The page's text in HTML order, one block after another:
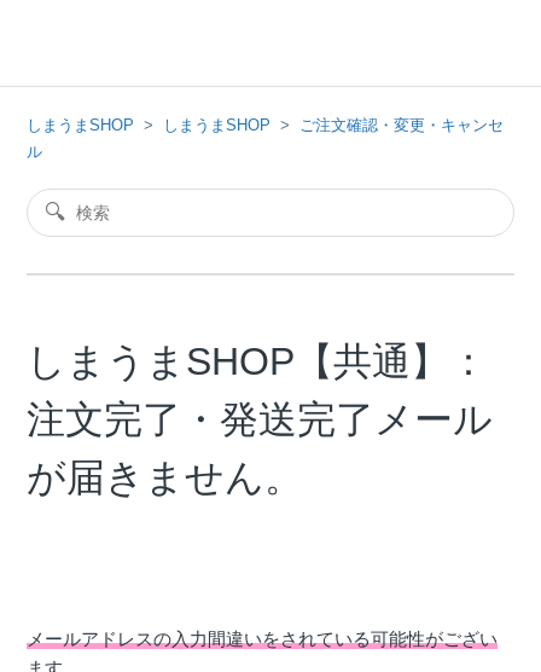
しまうまSHOP しまうまSHOP
ご注文確認・変更・キャンセ
ル
しまうまSHOP【共通】：
注文完了・発送完了メール
が届きません。
メールアドレスの入力間違いをされている可能性がござい
ます。